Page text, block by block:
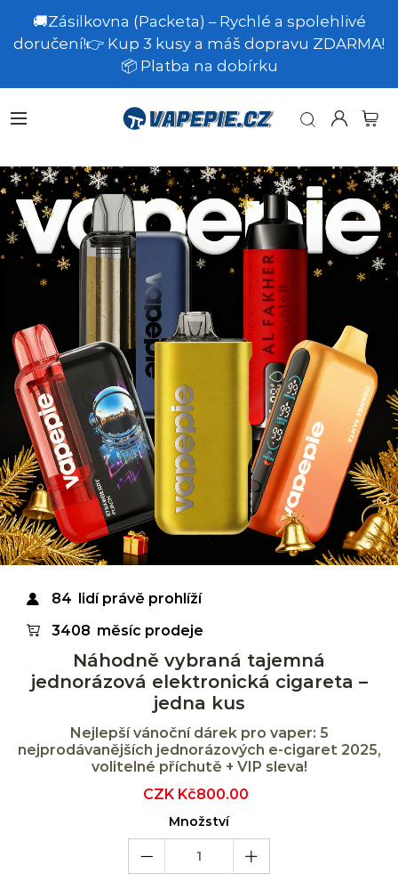
🚚Zásilkovna (Packeta) – Rychlé a spolehlivé
doručení!👉 Kup 3 kusy a máš dopravu ZDARMA!
📦 Platba na dobírku
84 lidí právě prohlíží
3408 měsíc prodeje
Náhodně vybraná tajemná
jednorázová elektronická cigareta –
jedna kus
Nejlepší vánoční dárek pro vaper: 5
nejprodávanějších jednorázových e-cigaret 2025,
volitelné příchutě + VIP sleva!
Sale
CZK Kč800.00
Množství